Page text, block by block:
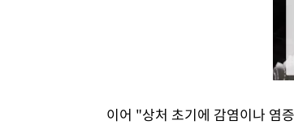
이어 "상처 초기에 감염이나 염